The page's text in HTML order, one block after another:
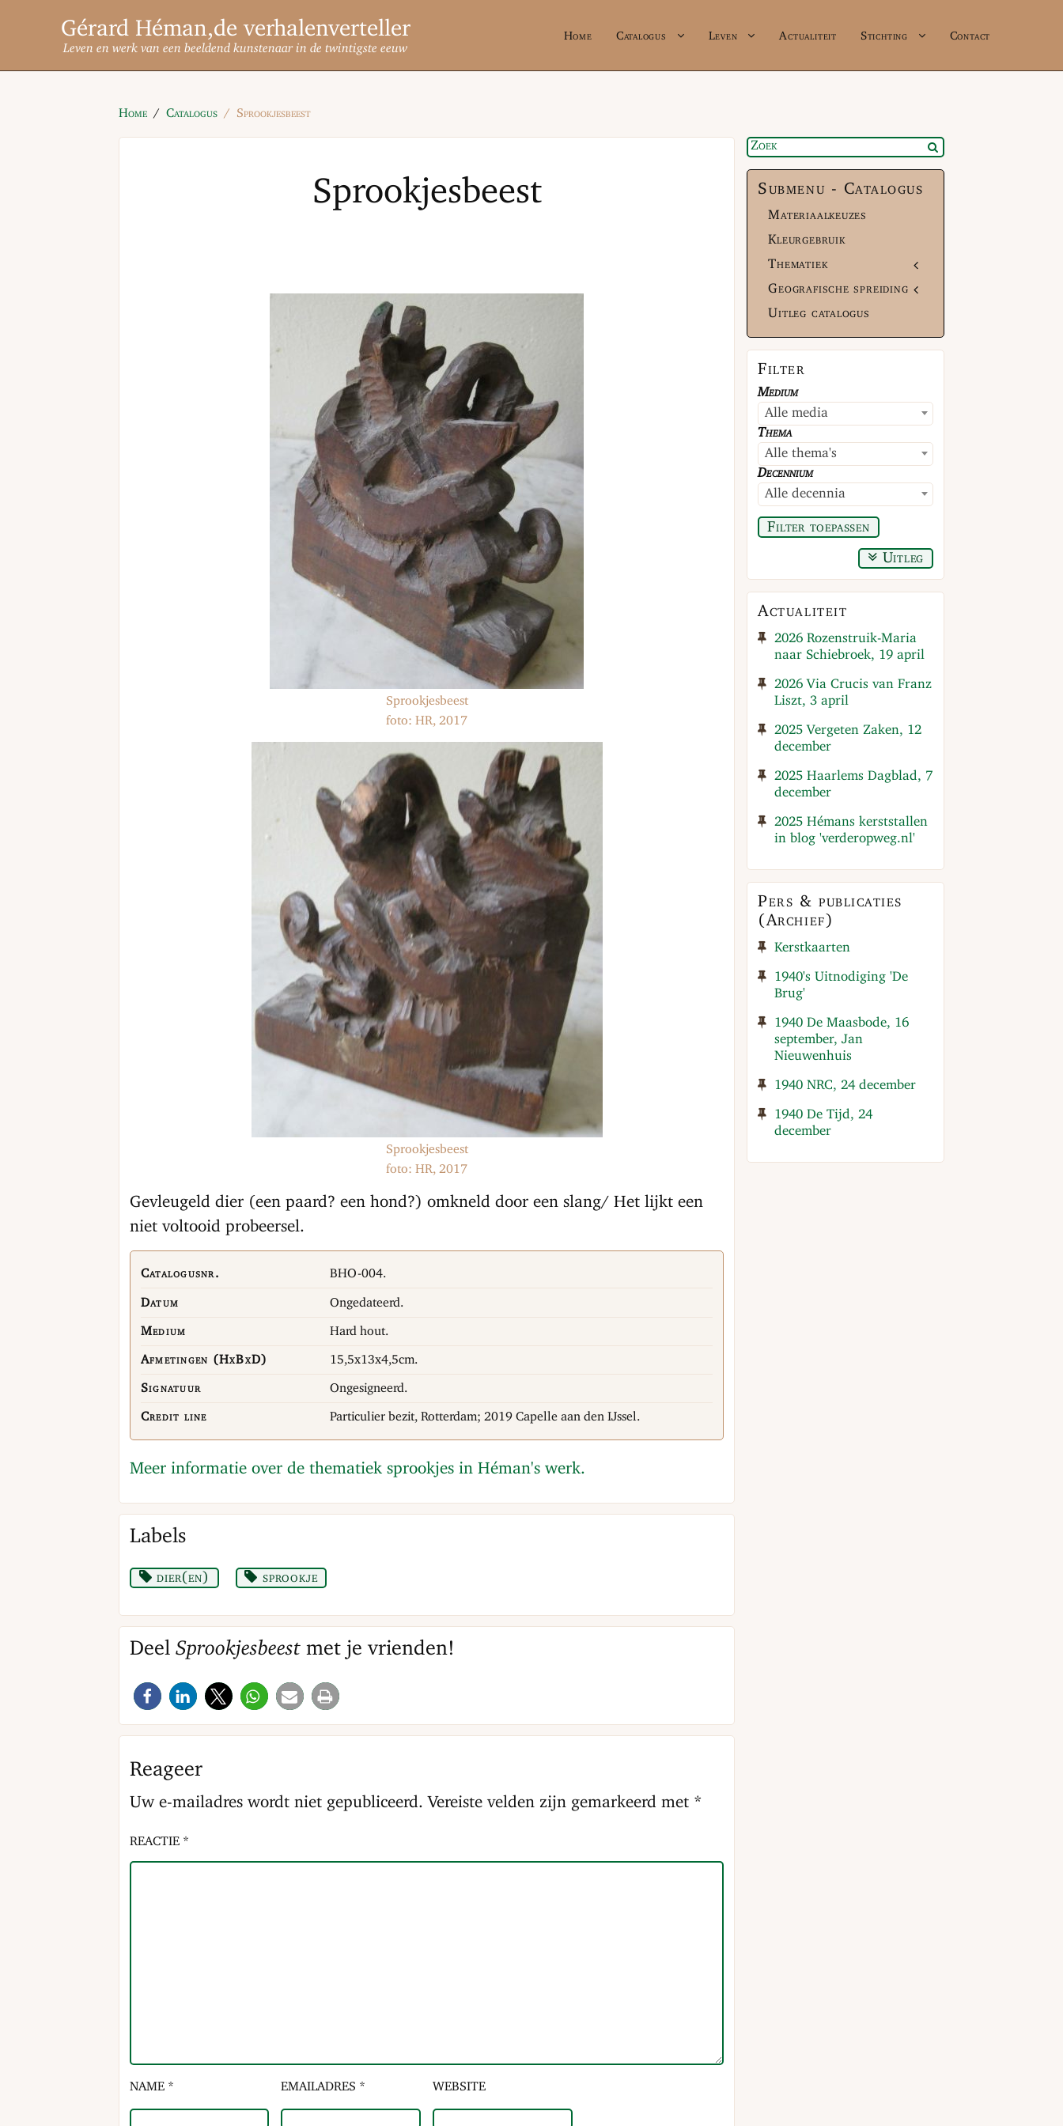
Gérard Héman
Leven en werk van een beeldend kunstenaar in de twintigste eeuw
Home Catalogus Leven Actualiteit Stichting Contact
Home Catalogus Sprookjesbeest
Sprookjesbeest
Sprookjesbeest
foto: HR, 2017
Sprookjesbeest
foto: HR, 2017
Gevleugeld dier (een paard? een hond?) omkneld door een slang/ Het lijkt een
niet voltooid probeersel.
Catalogusnr. BHO-004.
Datum Ongedateerd.
Medium Hard hout.
Afmetingen (HxBxD) 15,5x13x4,5cm.
Signatuur Ongesigneerd.
Credit line Particulier bezit, Rotterdam; 2019 Capelle aan den IJssel.
Meer informatie over de thematiek sprookjes in Héman's werk.
Labels
dier(en) sprookje
Deel Sprookjesbeestmet je vrienden!
Reageer
Uw e-mailadres wordt niet gepubliceerd. Vereiste velden zijn gemarkeerd met *
REACTIE *
NAME * EMAILADRES * WEBSITE
Submenu - Catalogus
Materiaalkeuzes
Kleurgebruik
Thematiek
Geografische spreiding
Uitleg catalogus
Filter
Medium
Alle media
Thema
Alle thema's
Decennium
Alle decennia
Filter toepassen
Uitleg
Actualiteit
2026 Rozenstruik-Maria
naar Schiebroek, 19 april
2026 Via Crucis van Franz
Liszt, 3 april
2025 Vergeten Zaken, 12
december
2025 Haarlems Dagblad, 7
december
2025 Hémans kerststallen
in blog 'verderopweg.nl'
Pers & publicaties
(Archief)
Kerstkaarten
1940's Uitnodiging 'De
Brug'
1940 De Maasbode, 16
september, Jan
Nieuwenhuis
1940 NRC, 24 december
1940 De Tijd, 24
december